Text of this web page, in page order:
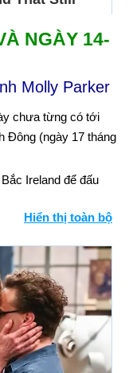
NGÀY 14-
Molly Parker
chưa từng có tới
Đông (ngày 17 tháng
Ireland để đấu
hội Olympic ở
một nhóm khủng bố
và một cảnh sát
miền Bắc Việt Nam
lịch sử
Hiển thị toàn bộ